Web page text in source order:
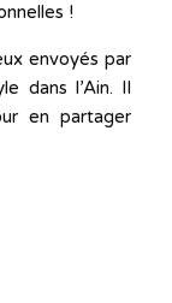
!
envoyés par
dans l’Ain. Il
en partager